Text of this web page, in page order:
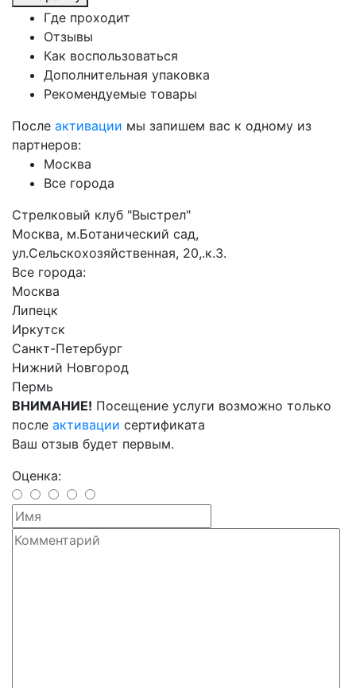
Где проходит
Отзывы
Как воспользоваться
Дополнительная упаковка
Рекомендуемые товары
После активации мы запишем вас к одному из
партнеров:
Москва
Все города
Стрелковый клуб "Выстрел"
Москва, м.Ботанический сад,
ул.Сельскохозяйственная, 20,.к.3.
Все города:
Москва
Липецк
Иркутск
Санкт-Петербург
Нижний Новгород
Пермь
ВНИМАНИЕ! Посещение услуги возможно только
после активации сертификата
Ваш отзыв будет первым.
Оценка: